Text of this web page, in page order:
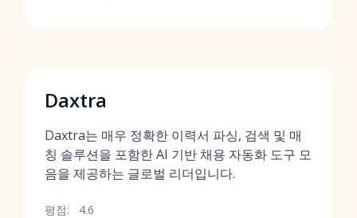
Daxtra
Daxtra는 매우 정확한 이력서 파싱, 검색 및 매
칭 솔루션을 포함한 AI 기반 채용 자동화 도구 모
음을 제공하는 글로벌 리더입니다.
평점: 4.6